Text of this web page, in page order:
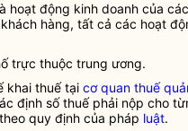
hoạt động kinh doanh của các
hàng, tất cả các hoạt
trực thuộc trung ương.
khai thuế tại cơ quan thuế
định số thuế phải nộp cho
quy định của pháp luật.